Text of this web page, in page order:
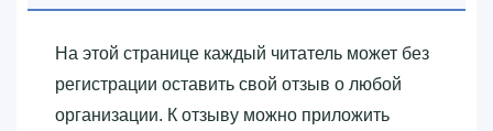
На этой странице каждый читатель может без
регистрации оставить свой отзыв о любой
организации. К отзыву можно приложить